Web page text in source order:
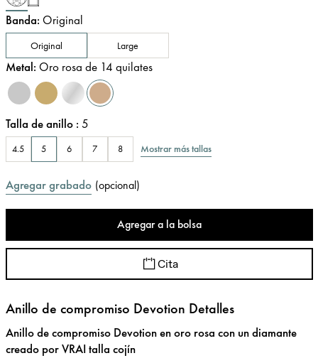
Banda: Original
Original Large
Metal: Oro rosa de 14 quilates
Talla de anillo : 5
4.5 5 6 7 8 Mostrar más tallas
Agregar grabado (opcional)
Agregar a la bolsa
Cita
Anillo de compromiso Devotion Detalles
Anillo de compromiso Devotion en oro rosa con un diamante
creado por VRAI talla cojín